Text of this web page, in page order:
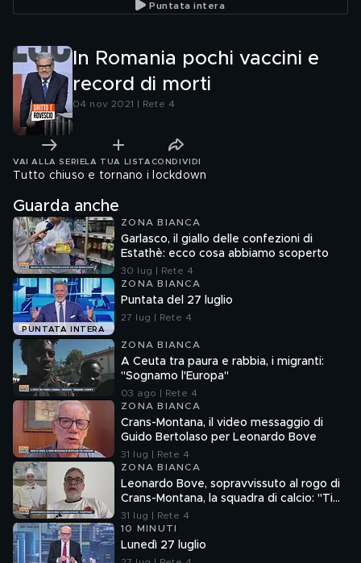
Puntata intera
In Romania pochi vaccini e
record di morti
04 nov 2021 | Rete 4
VAI ALLA SERIE LA TUA LISTA CONDIVIDI
Tutto chiuso e tornano i lockdown
Guarda anche
ZONA BIANCA
Garlasco, il giallo delle confezioni di
Estathè: ecco cosa abbiamo scoperto
30 lug | Rete 4
PUNTATA INTERA
ZONA BIANCA
Puntata del 27 luglio
27 lug | Rete 4
ZONA BIANCA
A Ceuta tra paura e rabbia, i migranti:
"Sognamo l'Europa"
03 ago | Rete 4
ZONA BIANCA
Crans-Montana, il video messaggio di
Guido Bertolaso per Leonardo Bove
31 lug | Rete 4
ZONA BIANCA
Leonardo Bove, sopravvissuto al rogo di
Crans-Montana, la squadra di calcio: "Ti
aspettiamo"
31 lug | Rete 4
10 MINUTI
Lunedì 27 luglio